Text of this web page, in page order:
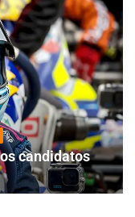
candidatos